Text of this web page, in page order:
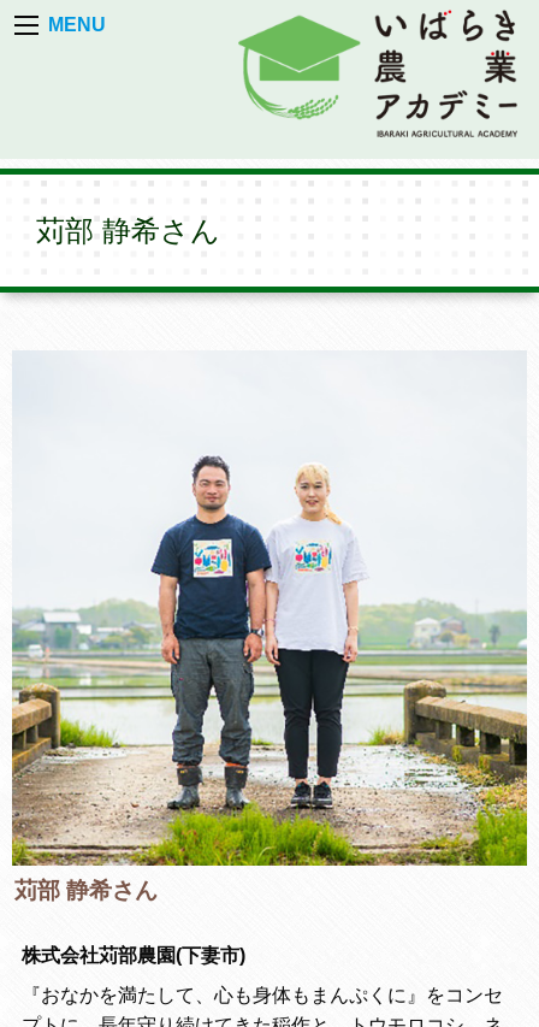
MENU
苅部 静希さん
苅部 静希さん
株式会社苅部農園(下妻市)
『おなかを満たして、心も身体もまんぷくに』をコンセ